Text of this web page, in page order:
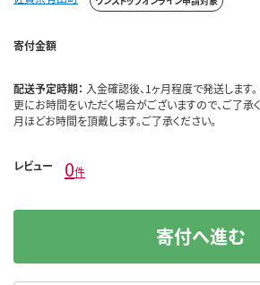
寄付金額
配送予定時期： 入金確認後、1ヶ月程度で発送します
更にお時間をいただく場合がございますので、ご了承
月ほどお時間を頂戴します。ご了承ください。
レビュー 0件
寄付へ進む